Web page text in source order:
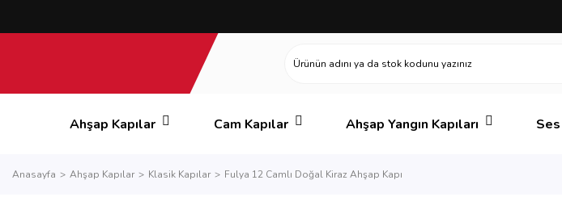
Ahşap Kapılar Cam Kapılar Ahşap Yangın Kapıları Ses
Anasayfa Ahşap Kapılar Klasik Kapılar Fulya 12 Camlı Doğal Kiraz Ahşap Kapı